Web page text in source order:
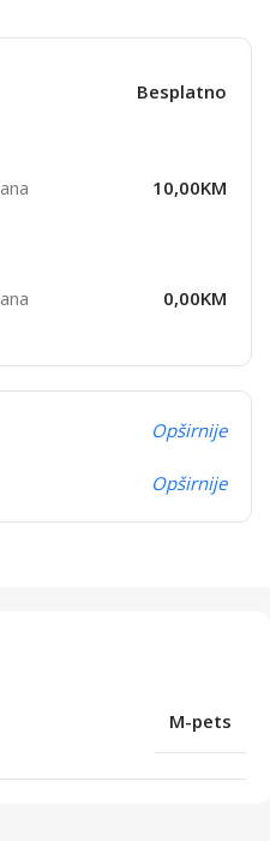
Besplatno
10,00KM
0,00KM
Opširnije
Opširnije
M-pets